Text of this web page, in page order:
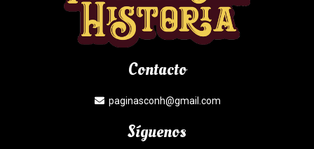
Contacto
paginasconh@gmail.com
Síguenos